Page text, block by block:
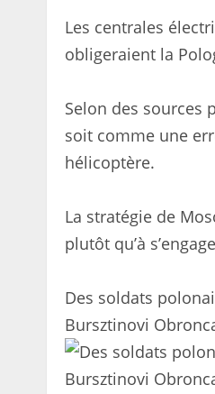
Les centrales
obligeraient la
Selon des sources
soit comme une
hélicoptère.
La stratégie de
plutôt qu’à
Des soldats
Bursztinovi